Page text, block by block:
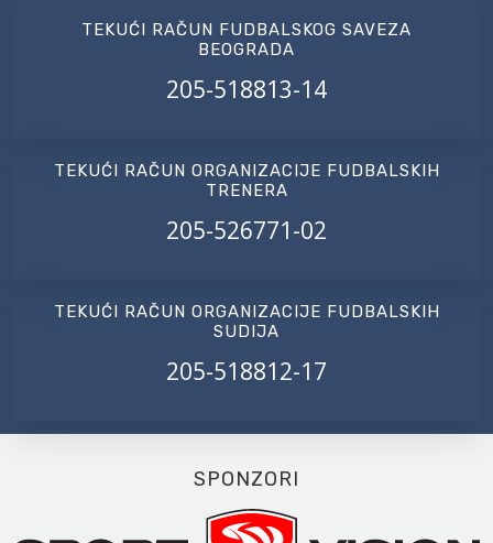
TEKUĆI RAČUN FUDBALSKOG SAVEZA
BEOGRADA
205-518813-14
TEKUĆI RAČUN ORGANIZACIJE FUDBALSKIH
TRENERA
205-526771-02
TEKUĆI RAČUN ORGANIZACIJE FUDBALSKIH
SUDIJA
205-518812-17
SPONZORI